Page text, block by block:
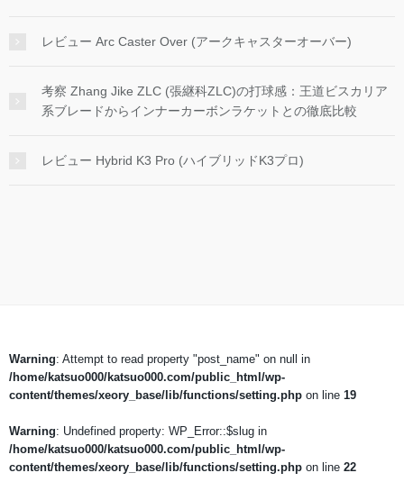
レビュー Arc Caster Over (アークキャスターオーバー)
考察 Zhang Jike ZLC (張継科ZLC)の打球感：王道ビスカリア
系ブレードからインナーカーボンラケットとの徹底比較
レビュー Hybrid K3 Pro (ハイブリッドK3プロ)
Warning: Attempt to read property "post_name" on null in
/home/katsuo000/katsuo000.com/public_html/wp-
content/themes/xeory_base/lib/functions/setting.php on line 19
Warning: Undefined property: WP_Error::$slug in
/home/katsuo000/katsuo000.com/public_html/wp-
content/themes/xeory_base/lib/functions/setting.php on line 22